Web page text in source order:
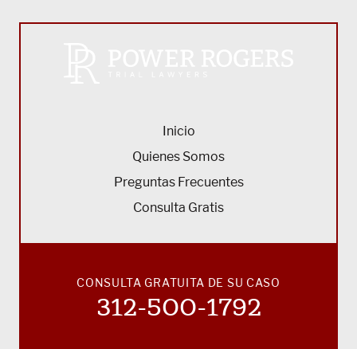
Inicio
Quienes Somos
Preguntas Frecuentes
Consulta Gratis
CONSULTA GRATUITA DE SU CASO
312-500-1792